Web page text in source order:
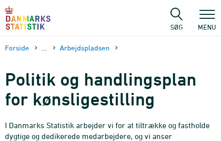
sidens
SØG MENU
Forside Arbejds­pladsen
Politik og handlingsplan
for kønsligestilling
I Danmarks Statistik arbejder vi for at tiltrække og fastholde
dygtige og dedikerede medarbejdere, og vi anser